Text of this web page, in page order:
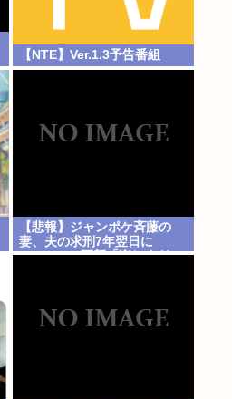
【NTE】Ver.1.3予告番組
【悲報】ジャンポケ斉藤の
妻、夫の求刑7年翌日に
Instagram更新「楽しすぎ